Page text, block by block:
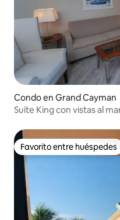
Condo en Grand Cayman
Suite King con vistas al
Favorito entre huéspedes
Favorito entre huéspedes